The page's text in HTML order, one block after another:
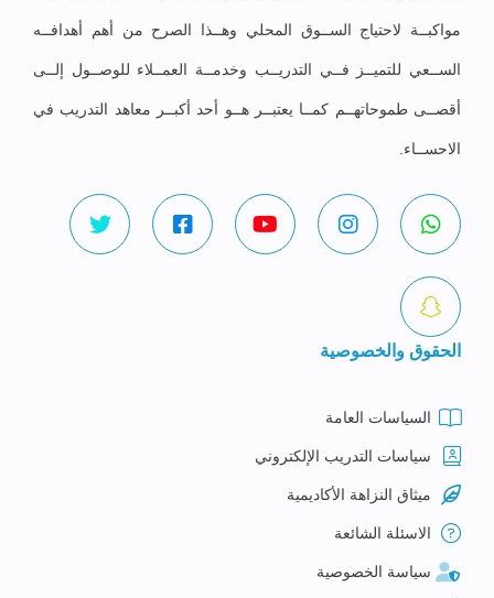
مواكبــة لاحتياج الســوق المحلي وهــذا الصرح من أهم أهدافــه
الســعي للتميــز فــي التدريــب وخدمــة العمــلاء للوصــول إلــى
أقصــى طموحاتهــم كمــا يعتبــر هــو أحد أكبــر معاهد التدريب في
الاحســاء.
الحقوق والخصوصية
السياسات العامة
سياسات التدريب الإلكتروني
ميثاق النزاهة الأكاديمية
الاسئلة الشائعة
سياسة الخصوصية